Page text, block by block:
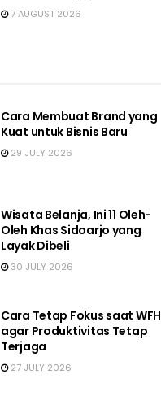
7 AUGUST 2026
Cara Membuat Brand yang
Kuat untuk Bisnis Baru
29 JULY 2026
Wisata Belanja, Ini 11 Oleh-
Oleh Khas Sidoarjo yang
Layak Dibeli
30 JULY 2026
Cara Tetap Fokus saat WFH
agar Produktivitas Tetap
Terjaga
27 JULY 2026